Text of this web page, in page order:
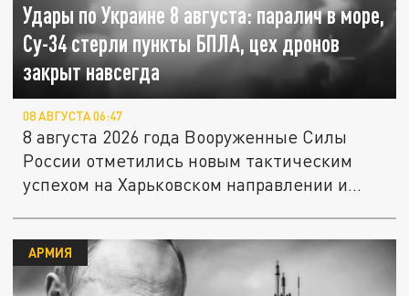
Удары по Украине 8 августа: паралич в море,
Су-34 стерли пункты БПЛА, цех дронов
закрыт навсегда
08 АВГУСТА 06:47
8 августа 2026 года Вооруженные Силы
России отметились новым тактическим
успехом на Харьковском направлении и...
АРМИЯ